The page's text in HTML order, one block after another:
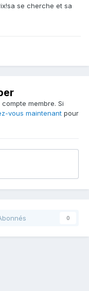
se cherche et sa
membre. Si
vous maintenant pour
0